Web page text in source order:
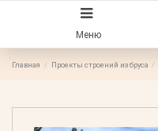
Меню
Главная Проекты строений из бруса